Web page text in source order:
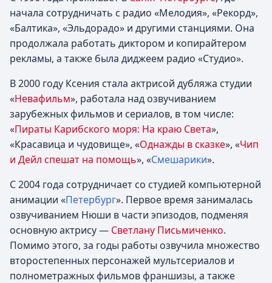
начала сотрудничать с радио «Мелодия», «Рекорд»,
«Балтика», «Эльдорадо» и другими станциями. Она
продолжала работать диктором и копирайтером
рекламы, а также была диджеем радио «Студио».
В 2000 году Ксения стала актрисой дубляжа студии
«Невафильм», работала над озвучиванием
зарубежных фильмов и сериалов, в том числе:
«Пираты Карибского моря: На краю Света»,
«Красавица и чудовище», «Однажды в сказке», «Чип
и Дейл спешат на помощь», «Смешарики».
С 2004 года сотрудничает со студией компьютерной
анимации «Петербург». Первое время занималась
озвучиванием Нюши в части эпизодов, подменяя
основную актрису — Светлану Письмиченко.
Помимо этого, за годы работы озвучила множество
второстепенных персонажей мультсериалов и
полнометражных фильмов франшизы, а также